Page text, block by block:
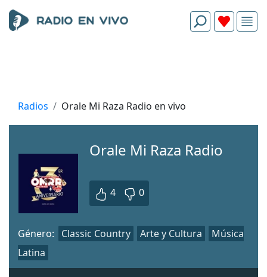
Radios Orale Mi Raza Radio en vivo
Orale Mi Raza Radio
4 0
Género: Classic Country Arte y Cultura
Música
Latina